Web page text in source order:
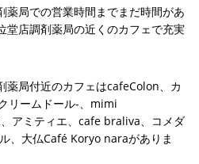
薬局での営業時間までまだ時間があ
堂店調剤薬局の近くのカフェで充実
薬局付近のカフェはcafeColon、カ
リームドール-、mimi
、アミティエ、cafe braliva、コメダ
、大仏Café Koryo naraがありま